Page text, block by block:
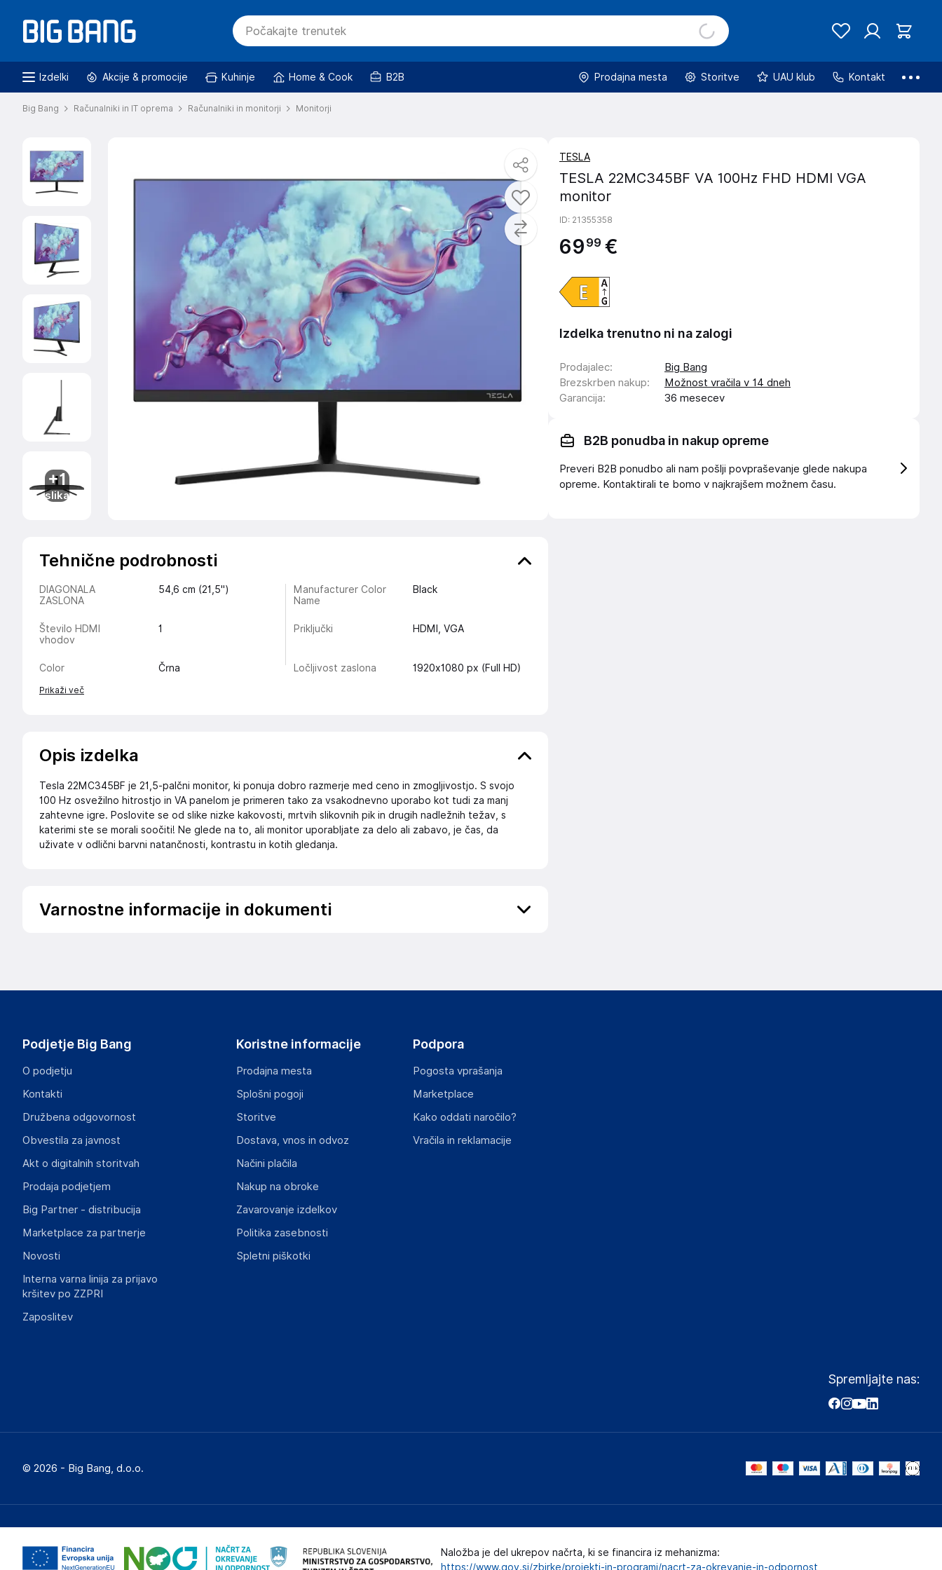
Izdelki Akcije & promocije Kuhinje Home & Cook B2B Prodajna mesta Storitve UAU klub Kontakt
Big Bang Računalniki in IT oprema Računalniki in monitorji Monitorji
+1
slika
Tehnične podrobnosti
DIAGONALA
ZASLONA
54,6 cm (21,5")
Manufacturer Color
Name
Black
Število HDMI
vhodov
1 Priključki HDMI, VGA
Color Črna Ločljivost zaslona 1920x1080 px (Full HD)
Prikaži več
Opis izdelka
Tesla 22MC345BF je 21,5-palčni monitor, ki ponuja dobro razmerje med ceno in zmogljivostjo. S svojo
100 Hz osvežilno hitrostjo in VA panelom je primeren tako za vsakodnevno uporabo kot tudi za manj
zahtevne igre. Poslovite se od slike nizke kakovosti, mrtvih slikovnih pik in drugih nadležnih težav, s
katerimi ste se morali soočiti! Ne glede na to, ali monitor uporabljate za delo ali zabavo, je čas, da
uživate v odlični barvni natančnosti, kontrastu in kotih gledanja.
Varnostne informacije in dokumenti
office@tesla.info
Gospodarski subjekt s sedežem v EU, ki zagotavlja skladnost izdelka z zahtevanimi predpisi.
Letališka cesta 29B, 1000 Ljubljana
Slovenia
TESLA
TESLA 22MC345BF VA 100Hz FHD HDMI VGA
monitor
ID: 21355358
69 99 €
Izdelka trenutno ni na zalogi
Prodajalec:
Big Bang
Brezskrben nakup:
Možnost vračila v 14 dneh
Garancija: 36 mesecev
B2B ponudba in nakup opreme
Preveri B2B ponudbo ali nam pošlji povpraševanje glede nakupa
opreme. Kontaktirali te bomo v najkrajšem možnem času.
Podjetje Big Bang
O podjetju
Kontakti
Družbena odgovornost
Obvestila za javnost
Akt o digitalnih storitvah
Prodaja podjetjem
Big Partner - distribucija
Marketplace za partnerje
Novosti
Interna varna linija za prijavo
kršitev po ZZPRI
Zaposlitev
Koristne informacije
Prodajna mesta
Splošni pogoji
Storitve
Dostava, vnos in odvoz
Načini plačila
Nakup na obroke
Zavarovanje izdelkov
Politika zasebnosti
Spletni piškotki
Podpora
Pogosta vprašanja
Marketplace
Kako oddati naročilo?
Vračila in reklamacije
Spremljajte nas:
© 2026 - Big Bang, d.o.o.
Naložba je del ukrepov načrta, ki se financira iz mehanizma:
https://www.gov.si/zbirke/projekti-in-programi/nacrt-za-okrevanje-in-odpornost